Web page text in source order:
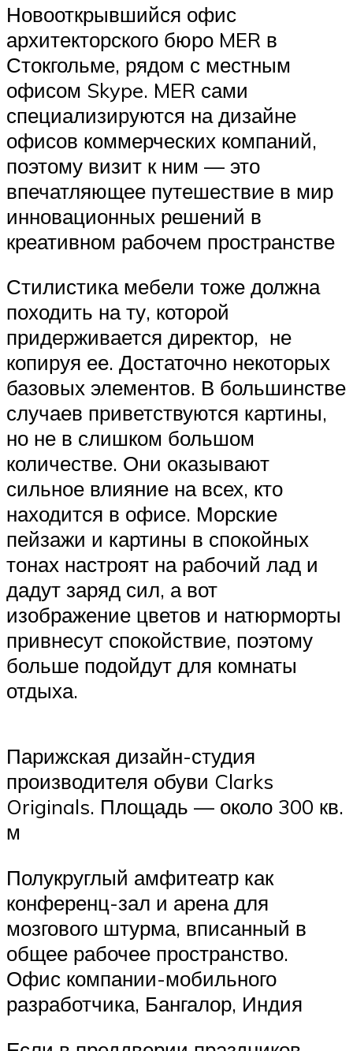
Новооткрывшийся офис
архитекторского бюро MER в
Стокгольме, рядом с местным
офисом Skype. MER сами
специализируются на дизайне
офисов коммерческих компаний,
поэтому визит к ним — это
впечатляющее путешествие в мир
инновационных решений в
креативном рабочем пространстве
Стилистика мебели тоже должна
походить на ту, которой
придерживается директор, не
копируя ее. Достаточно некоторых
базовых элементов. В большинстве
случаев приветствуются картины,
но не в слишком большом
количестве. Они оказывают
сильное влияние на всех, кто
находится в офисе. Морские
пейзажи и картины в спокойных
тонах настроят на рабочий лад и
дадут заряд сил, а вот
изображение цветов и натюрморты
привнесут спокойствие, поэтому
больше подойдут для комнаты
отдыха.
Парижская дизайн-студия
производителя обуви Clarks
Originals. Площадь — около 300 кв.
м
Полукруглый амфитеатр как
конференц-зал и арена для
мозгового штурма, вписанный в
общее рабочее пространство.
Офис компании-мобильного
разработчика, Бангалор, Индия